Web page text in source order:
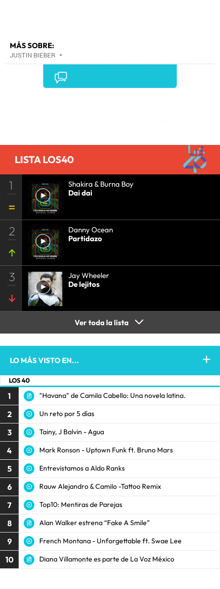
MÁS SOBRE:
JUSTIN BIEBER •
LISTA LOS40
1
Shakira & Burna Boy
Dai dai
2
Danny Ocean
Partidazo
3
Jay Wheeler
De lejitos
Ver toda la lista
LO MÁS VISTO EN...
LOS 40
1 "Havana" de Camila Cabello: Una novela latina.
2 Un reto por 5 días
3 Tainy, J Balvin - Agua
4 Mark Ronson - Uptown Funk ft. Bruno Mars
5 Entrevistamos a Aldo Ranks
6 Rauw Alejandro & Camilo -Tattoo Remix
7 Top10: Mentiras de Parejas
8 Alan Walker estrena “Fake A Smile”
9 French Montana - Unforgettable ft. Swae Lee
10 Diana Villamonte es parte de La Voz México